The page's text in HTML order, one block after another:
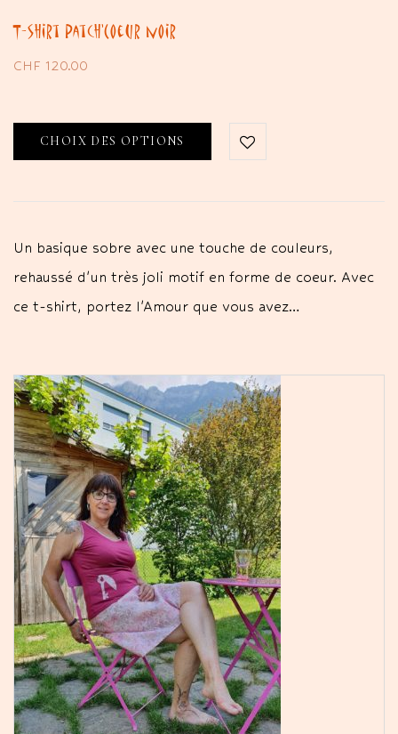
T-shirt Patch’Coeur noir
CHF 120.00
CHOIX DES OPTIONS
Un basique sobre avec une touche de couleurs,
rehaussé d'un très joli motif en forme de coeur. Avec
ce t-shirt, portez l'Amour que vous avez…